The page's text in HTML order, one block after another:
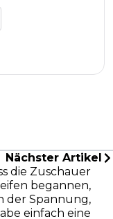
Nächster Artikel
die Zuschauer
begannen,
der Spannung,
einfach eine